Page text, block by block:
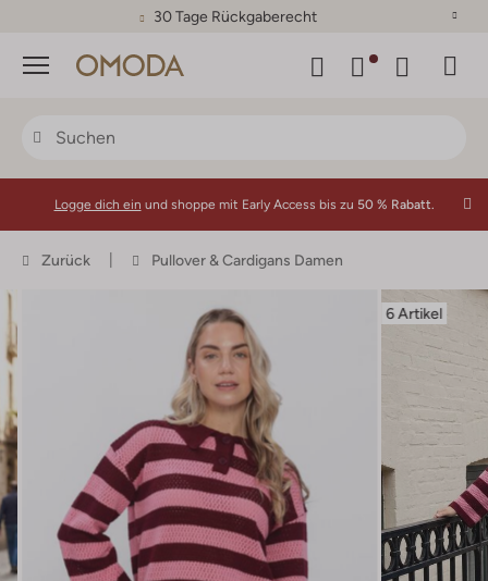
30 Tage Rückgaberecht
Menü
Logge dich ein und shoppe mit Early Access bis zu 50 % Rabatt.
Zurück Pullover & Cardigans Damen
6 Artikel